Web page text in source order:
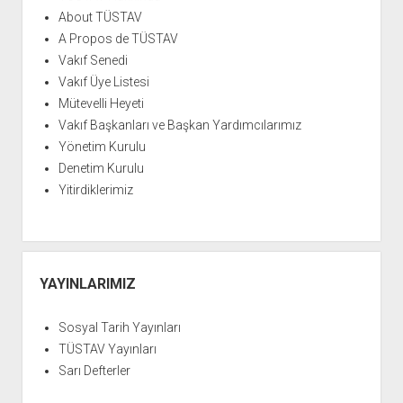
YURTDIŞI KİTAPLIĞI
ATTF KİTAPLIĞI
GDF KİTAPLIĞI
About TÜSTAV
A Propos de TÜSTAV
Vakıf Senedi
Vakıf Üye Listesi
Mütevelli Heyeti
Vakıf Başkanları ve Başkan Yardımcılarımız
Yönetim Kurulu
Denetim Kurulu
Yitirdiklerimiz
YAYINLARIMIZ
Sosyal Tarih Yayınları
TÜSTAV Yayınları
Sarı Defterler